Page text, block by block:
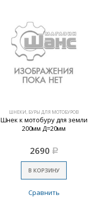
ШНЕКИ, БУРЫ ДЛЯ МОТОБУРОВ
Шнек к мотобуру для земли
200мм Д=20мм
2690 Р
В КОРЗИНУ
Сравнить